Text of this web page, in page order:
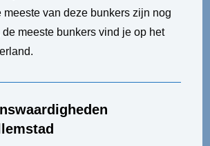
meeste van deze bunkers zijn nog
de meeste bunkers vind je op het